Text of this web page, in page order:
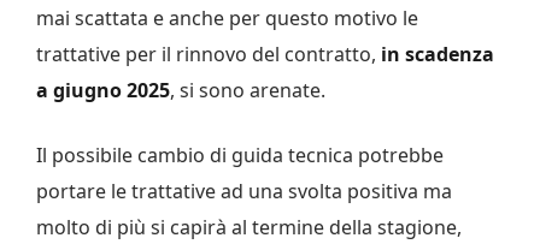
mai scattata e anche per questo motivo le
trattative per il rinnovo del contratto, in scadenza
a giugno 2025, si sono arenate.
Il possibile cambio di guida tecnica potrebbe
portare le trattative ad una svolta positiva ma
molto di più si capirà al termine della stagione,